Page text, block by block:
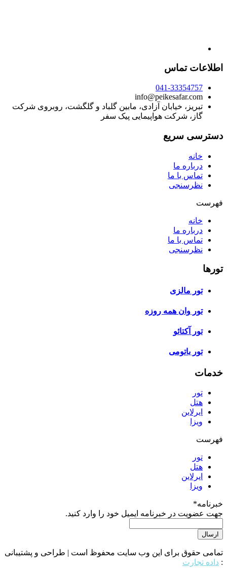
اطلاعات تماس
041-33354757
info@peikesafar.com
تبریز، خیابان آزادی، مابین گلباد و گلگشت، روبروی شرکت
گاز، شرکت هواپیمایی پیک سفر
دسترسی سریع
خانه
درباره ما
تماس با ما
نظرسنجی
فهرست
خانه
درباره ما
تماس با ما
نظرسنجی
تورها
تور مالزی
تور وان همه روزه
تور آکتائو
تور باتومی
خدمات
تور
هتل
ایرلاین
ویزا
فهرست
تور
هتل
ایرلاین
ویزا
خبرنامه*
جهت عضویت در خبرنامه ایمیل خود را وارد کنید.
تمامی حقوق برای این وب سایت محفوظ است | طراحی و پشتیبانی
: داده تجارت